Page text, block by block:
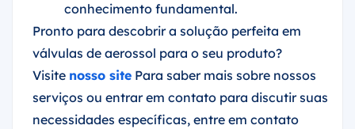
conhecimento fundamental.
Pronto para descobrir a solução perfeita em
válvulas de aerossol para o seu produto?
Visite nosso site Para saber mais sobre nossos
serviços ou entrar em contato para discutir suas
necessidades específicas, entre em contato